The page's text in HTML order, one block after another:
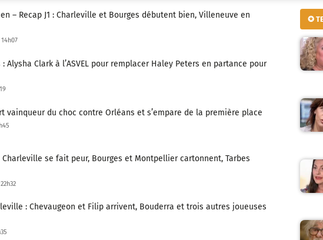
– Recap J1 : Charleville et Bourges débutent bien, Villeneuve en
: Alysha Clark à l’ASVEL pour remplacer Haley Peters en partance pour
vainqueur du choc contre Orléans et s’empare de la première place
: Charleville se fait peur, Bourges et Montpellier cartonnent, Tarbes
: Chevaugeon et Filip arrivent, Bouderra et trois autres joueuses
✪